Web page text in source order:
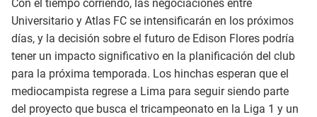
Con el tiempo corriendo, las negociaciones entre
Universitario y Atlas FC se intensificarán en los próximos
días, y la decisión sobre el futuro de Edison Flores podría
tener un impacto significativo en la planificación del club
para la próxima temporada. Los hinchas esperan que el
mediocampista regrese a Lima para seguir siendo parte
del proyecto que busca el tricampeonato en la Liga 1 y un